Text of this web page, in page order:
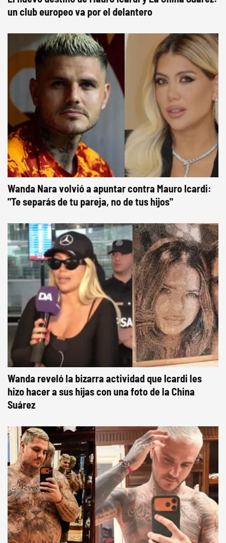
un club europeo va por el delantero
Wanda Nara volvió a apuntar contra Mauro Icardi:
"Te separás de tu pareja, no de tus hijos"
Wanda reveló la bizarra actividad que Icardi les
hizo hacer a sus hijas con una foto de la China
Suárez